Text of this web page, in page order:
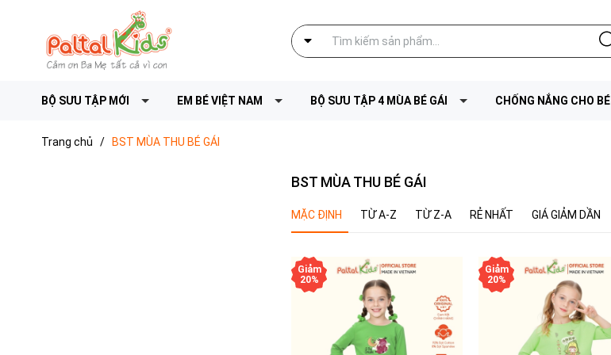
BỘ SƯU TẬP MỚI EM BÉ VIỆT NAM BỘ SƯU TẬP 4 MÙA BÉ GÁI CHỐNG NẮNG CHO BÉ
Trang chủ / BST MÙA THU BÉ GÁI
BST MÙA THU BÉ GÁI
MẶC ĐỊNH TỪ A-Z TỪ Z-A RẺ NHẤT GIÁ GIẢM DẦN